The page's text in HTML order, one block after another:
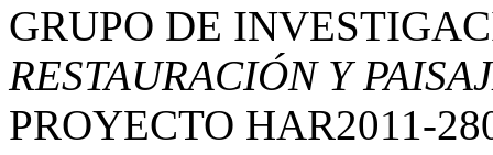
GRUPO DE
RESTAURACIÓN Y
PROYECTO HAR2011-